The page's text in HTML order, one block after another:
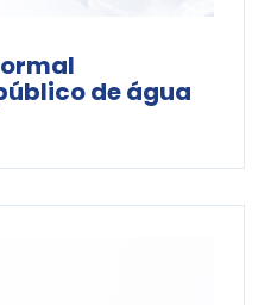
de água